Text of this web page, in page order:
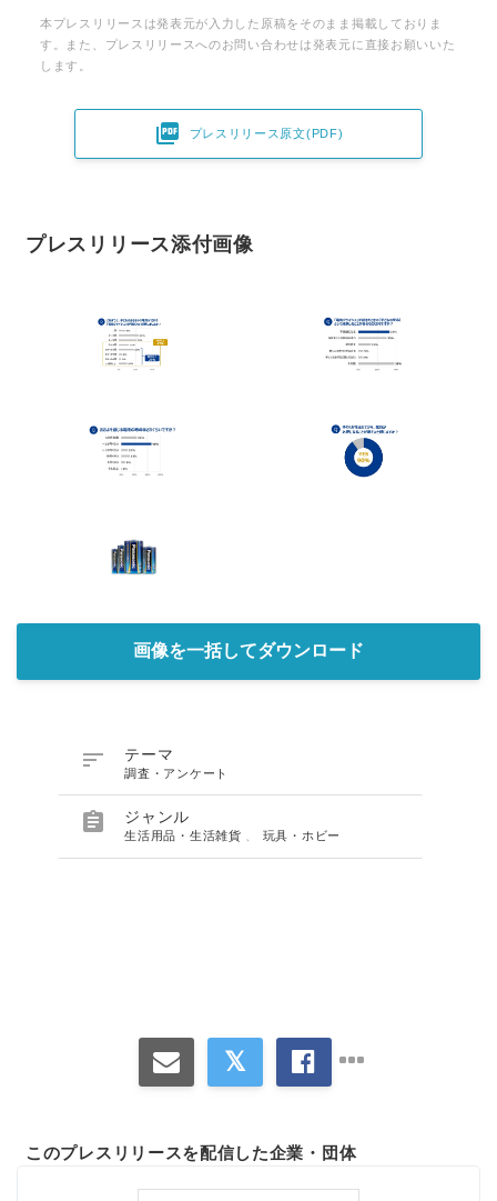
本プレスリリースは発表元が入力した原稿をそのまま掲載しておりま
す。また、プレスリリースへのお問い合わせは発表元に直接お願いいた
します。
 プレスリリース原文(PDF)
プレスリリース添付画像
画像を一括してダウンロード
 テーマ
調査・アンケート
 ジャンル
生活用品・生活雑貨 玩具・ホビー
このプレスリリースを配信した企業・団体
Japanese